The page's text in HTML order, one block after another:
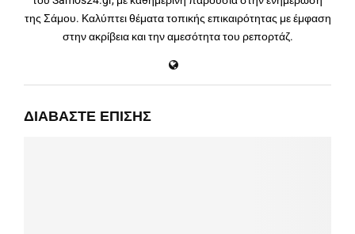
της Σάμου. Καλύπτει θέματα τοπικής επικαιρότητας με έμφαση
στην ακρίβεια και την αμεσότητα του ρεπορτάζ.
ΔΙΑΒΆΣΤΕ ΕΠΊΣΗΣ